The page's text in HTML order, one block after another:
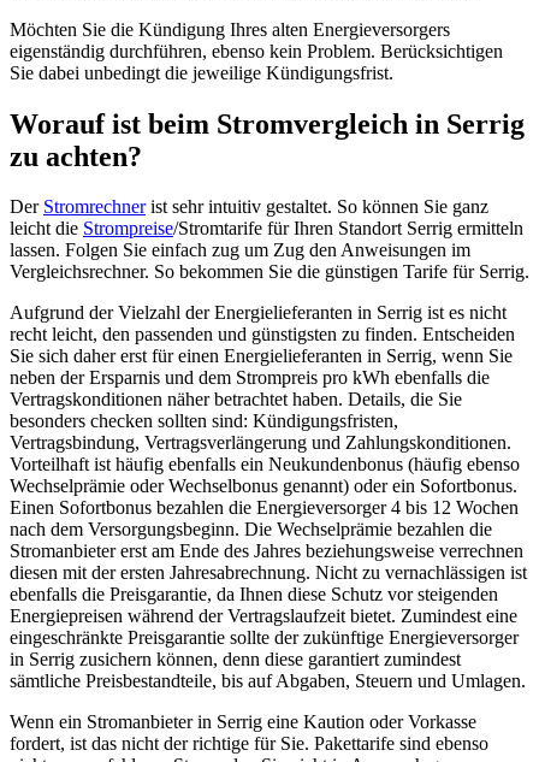
Möchten Sie die Kündigung Ihres alten Energieversorgers
eigenständig durchführen, ebenso kein Problem. Berücksichtigen
Sie dabei unbedingt die jeweilige Kündigungsfrist.
Worauf ist beim Stromvergleich in Serrig
zu achten?
Der Stromrechnerist sehr intuitiv gestaltet. So können Sie ganz
leicht die Strompreise/Stromtarife für Ihren Standort Serrig ermitteln
lassen. Folgen Sie einfach zug um Zug den Anweisungen im
Vergleichsrechner. So bekommen Sie die günstigen Tarife für Serrig.
Aufgrund der Vielzahl der Energielieferanten in Serrig ist es nicht
recht leicht, den passenden und günstigsten zu finden. Entscheiden
Sie sich daher erst für einen Energielieferanten in Serrig, wenn Sie
neben der Ersparnis und dem Strompreis pro kWh ebenfalls die
Vertragskonditionen näher betrachtet haben. Details, die Sie
besonders checken sollten sind: Kündigungsfristen,
Vertragsbindung, Vertragsverlängerung und Zahlungskonditionen.
Vorteilhaft ist häufig ebenfalls ein Neukundenbonus (häufig ebenso
Wechselprämie oder Wechselbonus genannt) oder ein Sofortbonus.
Einen Sofortbonus bezahlen die Energieversorger 4 bis 12 Wochen
nach dem Versorgungsbeginn. Die Wechselprämie bezahlen die
Stromanbieter erst am Ende des Jahres beziehungsweise verrechnen
diesen mit der ersten Jahresabrechnung. Nicht zu vernachlässigen ist
ebenfalls die Preisgarantie, da Ihnen diese Schutz vor steigenden
Energiepreisen während der Vertragslaufzeit bietet. Zumindest eine
eingeschränkte Preisgarantie sollte der zukünftige Energieversorger
in Serrig zusichern können, denn diese garantiert zumindest
sämtliche Preisbestandteile, bis auf Abgaben, Steuern und Umlagen.
Wenn ein Stromanbieter in Serrig eine Kaution oder Vorkasse
fordert, ist das nicht der richtige für Sie. Pakettarife sind ebenso